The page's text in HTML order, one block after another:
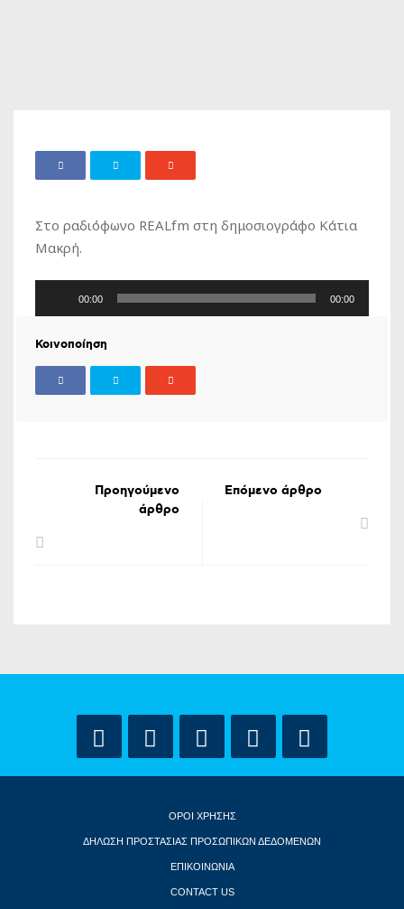
Στο ραδιόφωνο REALfm στη δημοσιογράφο Κάτια
Μακρή.
00:00 00:00
Κοινοποίηση
Προηγούμενο
άρθρο
Επόμενο άρθρο
ΟΡΟΙ ΧΡΗΣΗΣ
ΔΗΛΩΣΗ ΠΡΟΣΤΑΣΙΑΣ ΠΡΟΣΩΠΙΚΩΝ ΔΕΔΟΜΕΝΩΝ
ΕΠΙΚΟΙΝΩΝΙΑ
CONTACT US